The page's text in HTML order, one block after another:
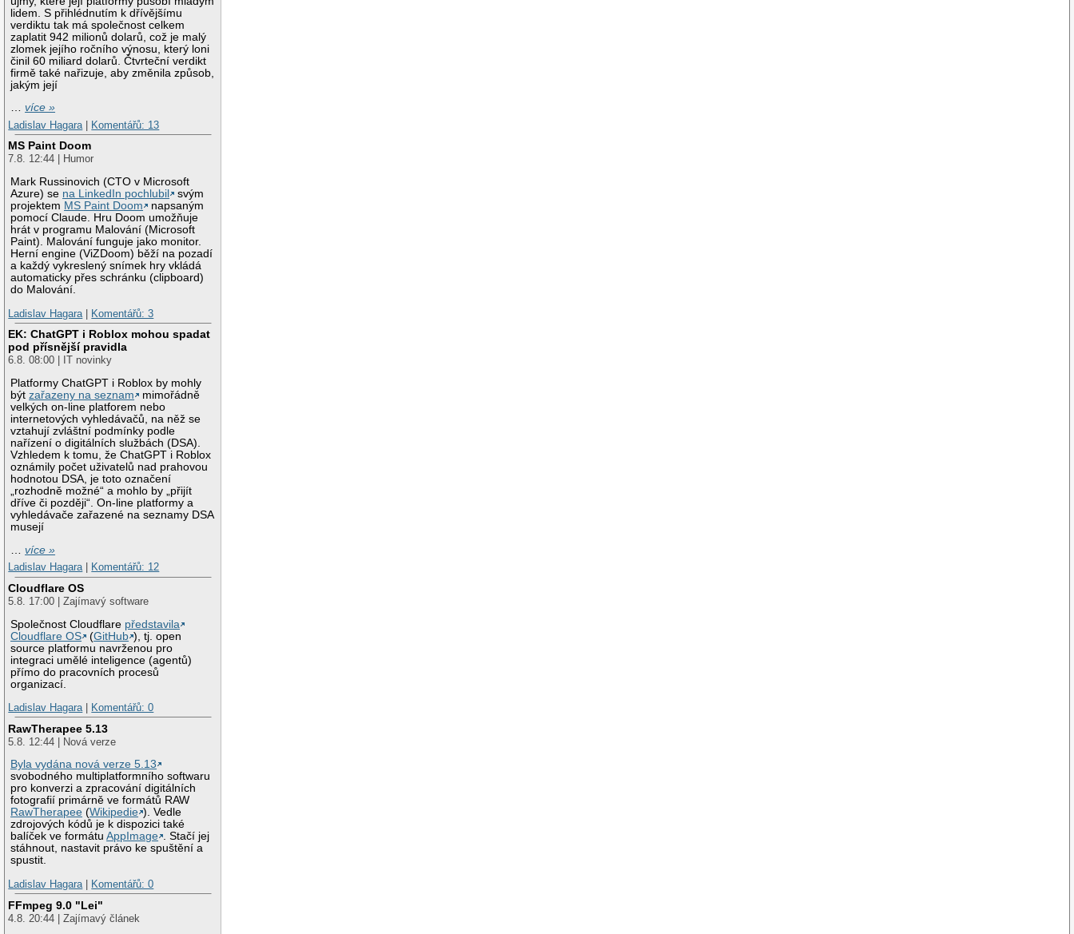
lidem. S přihlédnutím k dřívějšímu
verdiktu tak má společnost celkem
zaplatit 942 milionů dolarů, což je malý
zlomek jejího ročního výnosu, který loni
činil 60 miliard dolarů. Čtvrteční verdikt
firmě také nařizuje, aby změnila způsob,
jakým její
…více »
Ladislav Hagara
Komentářů: 13
MS Paint Doom
7.8. 12:44 | Humor
Mark Russinovich (CTO v Microsoft
Azure) se na LinkedIn pochlubil
svým
projektem MS Paint Doom
napsaným
pomocí Claude. Hru Doom umožňuje
hrát v programu Malování (Microsoft
Paint). Malování funguje jako monitor.
Herní engine (ViZDoom) běží na pozadí
a každý vykreslený snímek hry vkládá
automaticky přes schránku (clipboard)
do Malování.
Ladislav Hagara
Komentářů: 3
EK: ChatGPT i Roblox mohou spadat
pod přísnější pravidla
6.8. 08:00 | IT novinky
Platformy ChatGPT i Roblox by mohly
býtzařazeny na seznam
mimořádně
velkých on-line platforem nebo
internetových vyhledávačů, na něž se
vztahují zvláštní podmínky podle
nařízení o digitálních službách (DSA).
Vzhledem k tomu, že ChatGPT i Roblox
oznámily počet uživatelů nad prahovou
hodnotou DSA, je toto označení
„rozhodně možné“ a mohlo by „přijít
dříve či později“. On-line platformy a
vyhledávače zařazené na seznamy DSA
musejí
…více »
Ladislav Hagara| Komentářů: 12
Cloudflare OS
5.8. 17:00 | Zajímavý software
Společnost Cloudflare představila
Cloudflare OS
(GitHub ), tj. open
source platformu navrženou pro
integraci umělé inteligence (agentů)
přímo do pracovních procesů
organizací.
Ladislav Hagara| Komentářů: 0
RawTherapee 5.13
5.8. 12:44 | Nová verze
Byla vydána nová verze 5.13
svobodného multiplatformního softwaru
pro konverzi a zpracování digitálních
fotografií primárně ve formátů RAW
RawTherapee (Wikipedie ). Vedle
zdrojových kódů je k dispozici také
balíček ve formátuAppImage . Stačí jej
stáhnout, nastavit právo ke spuštění a
spustit.
Ladislav Hagara| Komentářů: 0
FFmpeg 9.0 "Lei"
4.8. 20:44 | Zajímavý článek